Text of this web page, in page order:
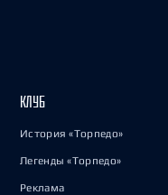
КЛУБ
История «Торпедо»
Легенды «Торпедо»
Реклама